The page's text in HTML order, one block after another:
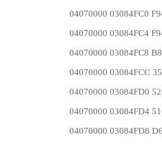
04070000 03084FC0
04070000 03084FC4
04070000 03084FC8
04070000 03084FCC
04070000 03084FD0
04070000 03084FD4
04070000 03084FD8